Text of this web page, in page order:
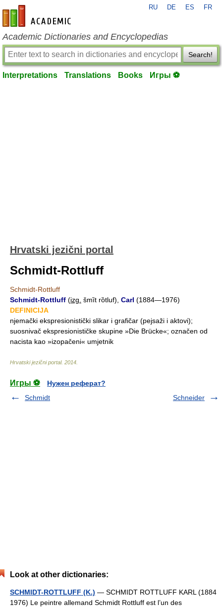
en-academic.com
RU DE ES FR
Academic Dictionaries and Encyclopedias
Search!
Interpretations Translations Books Игры ⚽
Hrvatski jezični portal
Schmidt-Rottluff
Schmidt-Rottluff
Schmidt-Rottluff (izg. šmȉt rȍtluf), Carl (1884—1976)
DEFINICIJA
njemački ekspresionistički slikar i grafičar (pejsaži i aktovi);
suosnivač ekspresionističke skupine »Die Brücke«; označen od
nacista kao »izopačeni« umjetnik
Hrvatski jezični portal. 2014
Игры ⚽
Нужен реферат?
Schmidt
Schneider
Look at other dictionaries:
SCHMIDT-ROTTLUFF (K.) — SCHMIDT ROTTLUFF KARL (1884
1976) Le peintre allemand Schmidt Rottluff est l’un des